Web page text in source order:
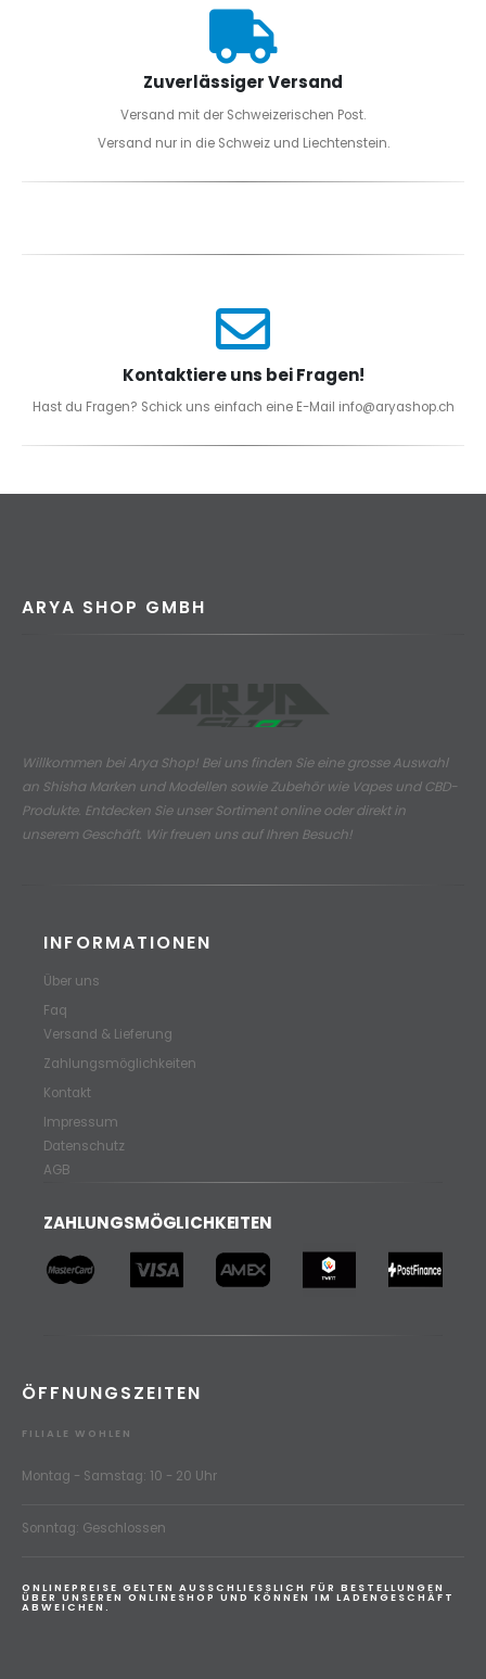
Zuverlässiger Versand
Versand mit der Schweizerischen Post.
Versand nur in die Schweiz und Liechtenstein.
Kontaktiere uns bei Fragen!
Hast du Fragen? Schick uns einfach eine E-Mail info@aryashop.ch
ARYA SHOP GMBH
Willkommen bei Arya Shop! Bei uns finden Sie eine grosse Auswahl
an Shisha Marken und Modellen sowie Zubehör wie Vapes und CBD-
Produkte. Entdecken Sie unser Sortiment online oder direkt in
unserem Geschäft. Wir freuen uns auf Ihren Besuch!
INFORMATIONEN
Über uns
Faq
Versand & Lieferung
Zahlungsmöglichkeiten
Kontakt
Impressum
Datenschutz
AGB
ZAHLUNGSMÖGLICHKEITEN
ÖFFNUNGSZEITEN
FILIALE WOHLEN
Montag - Samstag: 10 - 20 Uhr
Sonntag: Geschlossen
ONLINEPREISE GELTEN AUSSCHLIESSLICH FÜR BESTELLUNGEN
ÜBER UNSEREN ONLINESHOP UND KÖNNEN IM LADENGESCHÄFT
ABWEICHEN.